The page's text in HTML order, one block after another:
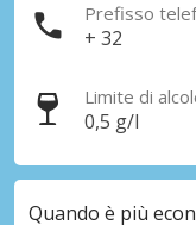
Prefisso
+ 32
Limite di
0,5 g/l
Quando è più